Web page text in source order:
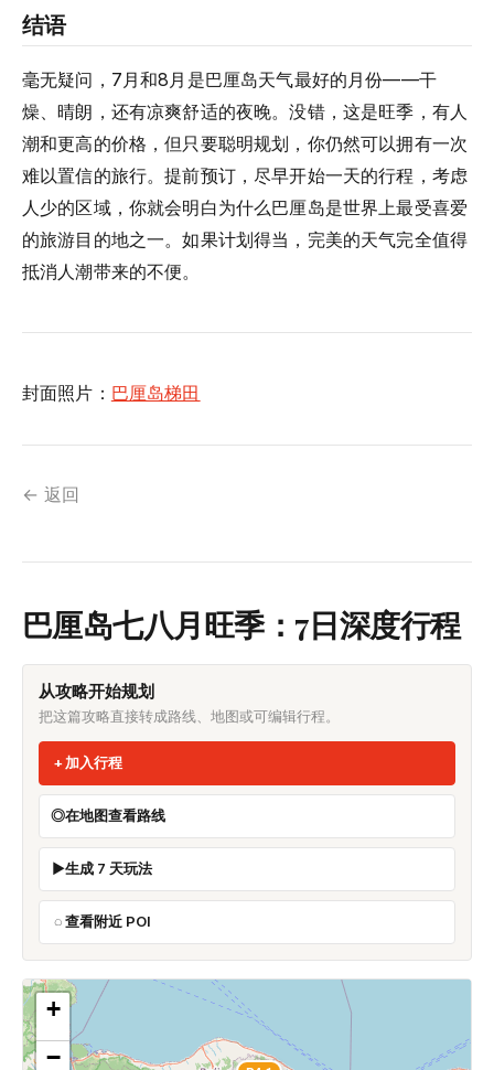
结语
毫无疑问，7月和8月是巴厘岛天气最好的月份——干
燥、晴朗，还有凉爽舒适的夜晚。没错，这是旺季，有人
潮和更高的价格，但只要聪明规划，你仍然可以拥有一次
难以置信的旅行。提前预订，尽早开始一天的行程，考虑
人少的区域，你就会明白为什么巴厘岛是世界上最受喜爱
的旅游目的地之一。如果计划得当，完美的天气完全值得
抵消人潮带来的不便。
封面照片： 巴厘岛梯田
← 返回
巴厘岛七八月旺季：7日深度行程
从攻略开始规划
把这篇攻略直接转成路线、地图或可编辑行程。
加入行程
在地图查看路线
生成 7 天玩法
查看附近 POI
+
−